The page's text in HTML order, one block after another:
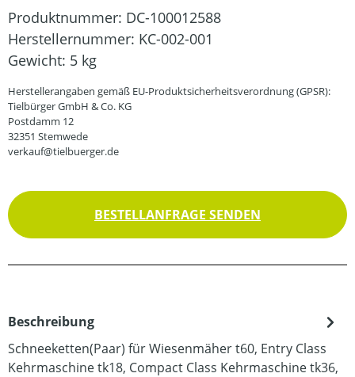
Produktnummer: DC-100012588
Herstellernummer: KC-002-001
Gewicht: 5 kg
Herstellerangaben gemäß EU-Produktsicherheitsverordnung (GPSR):
Tielbürger GmbH & Co. KG
Postdamm 12
32351 Stemwede
verkauf@tielbuerger.de
BESTELLANFRAGE SENDEN
Beschreibung
Schneeketten(Paar) für Wiesenmäher t60, Entry Class
Kehrmaschine tk18, Compact Class Kehrmaschine tk36,